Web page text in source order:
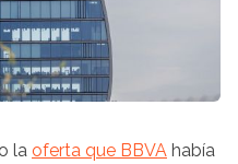
la oferta que BBVA había